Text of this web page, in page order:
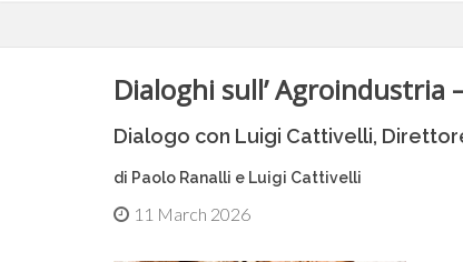
Dialoghi sull’ Agroindustria
Dialogo con Luigi Cattivelli,
di Paolo Ranalli e Luigi Cattivelli
11 March 2026